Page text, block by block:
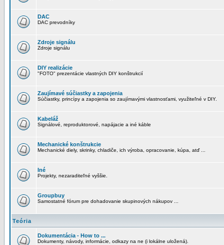
DAC
DAC prevodníky
Zdroje signálu
Zdroje signálu
DIY realizácie
"FOTO" prezentácie vlastných DIY konštrukcií
Zaujímavé súčiastky a zapojenia
Súčiastky, princípy a zapojenia so zaujímavými vlastnosťami, využiteľné v DIY.
Kabeláž
Signálové, reproduktorové, napájacie a iné káble
Mechanické konštrukcie
Mechanické diely, skrinky, chladiče, ich výroba, opracovanie, kúpa, atď ...
Iné
Projekty, nezaraditeľné vyššie.
Groupbuy
Samostatné fórum pre dohadovanie skupinových nákupov ...
Teória
Dokumentácia - How to ...
Dokumenty, návody, informácie, odkazy na ne (i lokálne uložená).